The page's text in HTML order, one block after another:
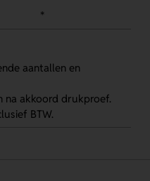
*
aantallen en
na akkoord drukproef.
BTW.